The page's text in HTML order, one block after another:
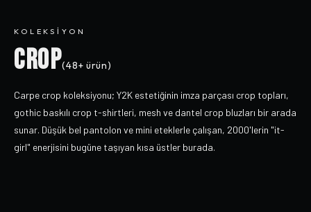
KOLEKSIYON
CROP(48+ ürün)
Carpe crop koleksiyonu; Y2K estetiğinin imza parçası crop topları,
gothic baskılı crop t-shirtleri, mesh ve dantel crop bluzları bir arada
sunar. Düşük bel pantolon ve mini eteklerle çalışan, 2000'lerin "it-
girl" enerjisini bugüne taşıyan kısa üstler burada.